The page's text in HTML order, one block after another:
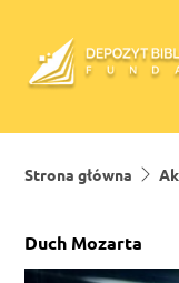
Strona główna
Duch Mozarta